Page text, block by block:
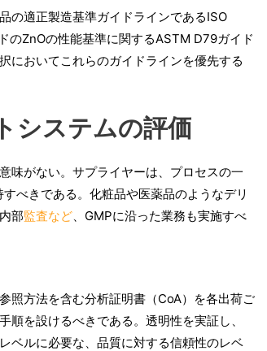
の適正製造基準ガイドラインであるISO
のZnOの性能基準に関するASTM D79ガイド
においてこれらのガイドラインを優先する
システムの評価
味がない。サプライヤーは、プロセスの一
べきである。化粧品や医薬品のようなデリ
部監査など、GMPに沿った業務も実施すべ
照方法を含む分析証明書（CoA）を各出荷ご
を設けるべきである。透明性を実証し、
ベルに必要な、品質に対する信頼性のレベ